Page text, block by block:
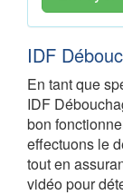
IDF
En tant que
IDF
bon
effectuons le
tout en
vidéo pour